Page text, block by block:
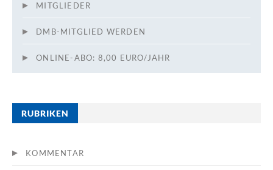
MITGLIEDER
DMB-MITGLIED WERDEN
ONLINE-ABO: 8,00 EURO/JAHR
RUBRIKEN
KOMMENTAR